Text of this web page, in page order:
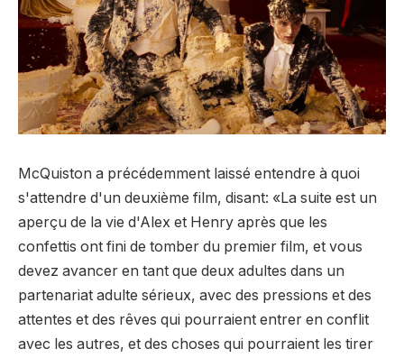
McQuiston a précédemment laissé entendre à quoi
s'attendre d'un deuxième film, disant: «La suite est un
aperçu de la vie d'Alex et Henry après que les
confettis ont fini de tomber du premier film, et vous
devez avancer en tant que deux adultes dans un
partenariat adulte sérieux, avec des pressions et des
attentes et des rêves qui pourraient entrer en conflit
avec les autres, et des choses qui pourraient les tirer